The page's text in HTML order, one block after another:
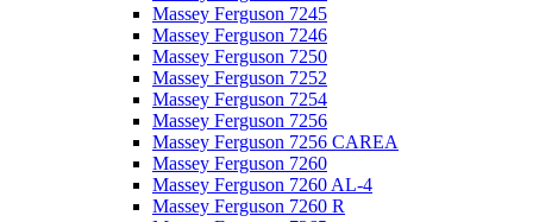
Massey Ferguson 7245
Massey Ferguson 7246
Massey Ferguson 7250
Massey Ferguson 7252
Massey Ferguson 7254
Massey Ferguson 7256
Massey Ferguson 7256 CAREA
Massey Ferguson 7260
Massey Ferguson 7260 AL-4
Massey Ferguson 7260 R